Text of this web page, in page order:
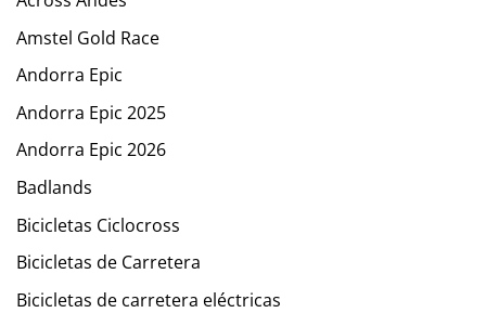
Amstel Gold Race
Andorra Epic
Andorra Epic 2025
Andorra Epic 2026
Badlands
Bicicletas Ciclocross
Bicicletas de Carretera
Bicicletas de carretera eléctricas